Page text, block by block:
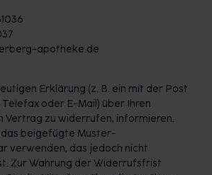
apotheke.de
Erklärung (z. B. ein mit der Post
oder E-Mail) über Ihren
Vertrag zu widerrufen, informieren.
beigefügte Muster-
verwenden, das jedoch nicht
Zur Wahrung der Widerrufsfrist